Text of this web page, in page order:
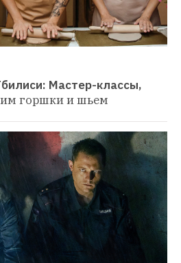
Мастер-классы,
горшки и шьем